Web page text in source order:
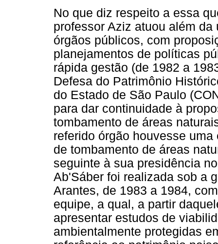
No que diz respeito a essa
professor Aziz atuou além
órgãos públicos, com
planejamentos de políticas
rápida gestão (de 1982 a
Defesa do Patrimônio
do Estado de São Paulo
para dar continuidade à
tombamento de áreas
referido órgão houvesse
de tombamento de áreas
seguinte à sua presidência
Ab'Sáber foi realizada sob a
Arantes, de 1983 a 1984,
equipe, a qual, a partir
apresentar estudos de
ambientalmente protegidas